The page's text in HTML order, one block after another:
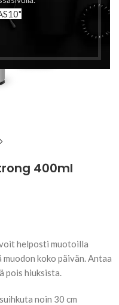
400ml
helposti muotoilla
koko päivän. Antaa
pois hiuksista.
noin 30 cm